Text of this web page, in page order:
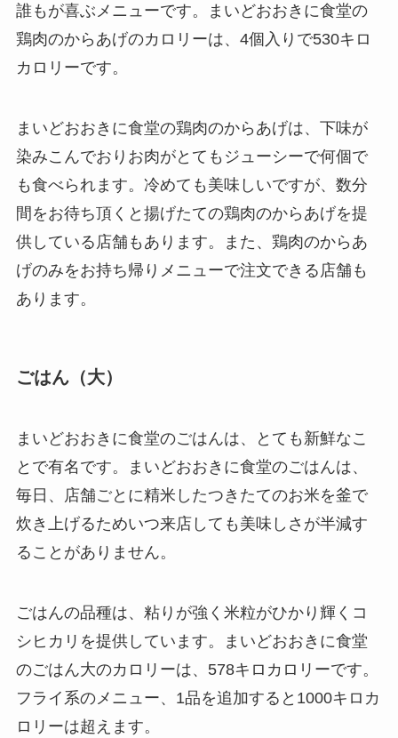
誰もが喜ぶメニューです。まいどおおきに食堂の
鶏肉のからあげのカロリーは、4個入りで530キロ
カロリーです。
まいどおおきに食堂の鶏肉のからあげは、下味が
染みこんでおりお肉がとてもジューシーで何個で
も食べられます。冷めても美味しいですが、数分
間をお待ち頂くと揚げたての鶏肉のからあげを提
供している店舗もあります。また、鶏肉のからあ
げのみをお持ち帰りメニューで注文できる店舗も
あります。
ごはん（大）
まいどおおきに食堂のごはんは、とても新鮮なこ
とで有名です。まいどおおきに食堂のごはんは、
毎日、店舗ごとに精米したつきたてのお米を釜で
炊き上げるためいつ来店しても美味しさが半減す
ることがありません。
ごはんの品種は、粘りが強く米粒がひかり輝くコ
シヒカリを提供しています。まいどおおきに食堂
のごはん大のカロリーは、578キロカロリーです。
フライ系のメニュー、1品を追加すると1000キロカ
ロリーは超えます。